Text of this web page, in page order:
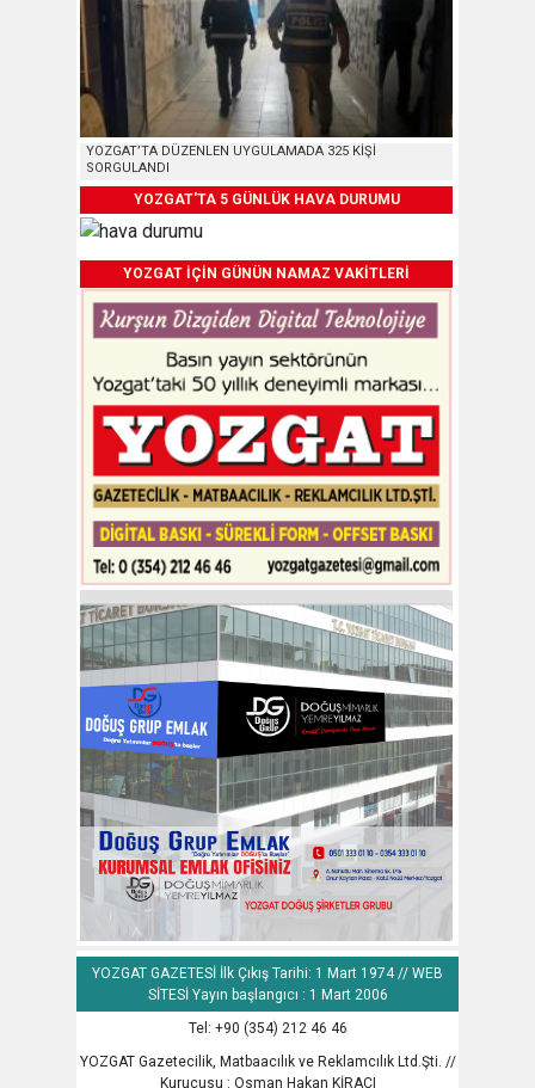
YOZGAT’TA DÜZENLEN UYGULAMADA 325 KİŞİ
SORGULANDI
YOZGAT'TA 5 GÜNLÜK HAVA DURUMU
YOZGAT İÇİN GÜNÜN NAMAZ VAKİTLERİ
YOZGAT GAZETESİ İlk Çıkış Tarihi: 1 Mart 1974 // WEB
SİTESİ Yayın başlangıcı : 1 Mart 2006
Tel: +90 (354) 212 46 46
YOZGAT Gazetecilik, Matbaacılık ve Reklamcılık Ltd.Şti. //
Kurucusu : Osman Hakan KİRACI